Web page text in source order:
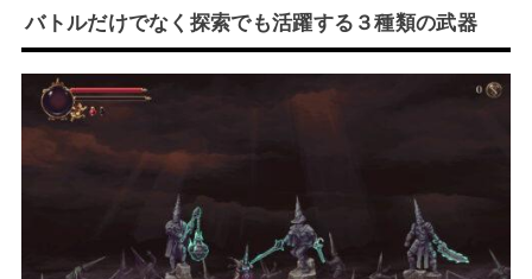
バトルだけでなく探索でも活躍する３種類の武器